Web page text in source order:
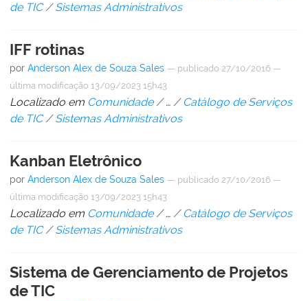
de TIC /Sistemas Administrativos
IFF rotinas
por Anderson Alex de Souza Sales — publicado 27/10/2016 —
última modificação 13/09/2023 15h43
Localizado em Comunidade /… / Catálogo de Serviços
de TIC /Sistemas Administrativos
Kanban Eletrônico
por Anderson Alex de Souza Sales — publicado 27/10/2016 —
última modificação 13/09/2023 15h43
Localizado em Comunidade /… / Catálogo de Serviços
de TIC /Sistemas Administrativos
Sistema de Gerenciamento de Projetos
de TIC